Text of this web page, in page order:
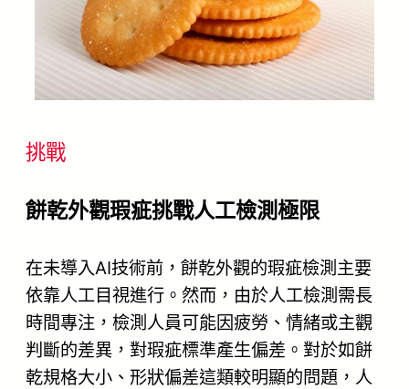
挑戰
餅乾外觀瑕疵挑戰人工檢測極限
在未導入AI技術前，餅乾外觀的瑕疵檢測主要
依靠人工目視進行。然而，由於人工檢測需長
時間專注，檢測人員可能因疲勞、情緒或主觀
判斷的差異，對瑕疵標準產生偏差。對於如餅
乾規格大小、形狀偏差這類較明顯的問題，人